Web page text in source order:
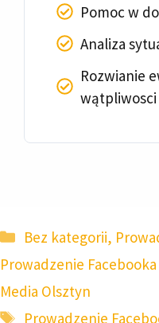
Pomoc w
Analiza
Rozwianie
wątpliwosci
Kategorie
Bez kategorii,
Prowadzenie
Media Olsztyn
Tagi
Prowadzenie